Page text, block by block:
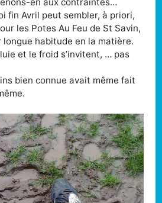
fin Avril peut sembler, à priori,
les Potes Au Feu de St Savin,
habitude en la matière.
et le froid s’invitent, … pas
bien connue avait même fait